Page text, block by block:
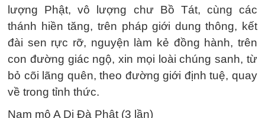
lượng Phật, vô lượng chư Bồ Tát, cùng các
thánh hiền tăng, trên pháp giới dung thông, kết
đài sen rực rỡ, nguyện làm kẻ đồng hành, trên
con đường giác ngộ, xin mọi loài chúng sanh, từ
bỏ cõi lãng quên, theo đường giới định tuệ, quay
về trong tỉnh thức.
Nam mô A Di Đà Phật (3 lần)